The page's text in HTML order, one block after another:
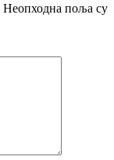
Неопходна поља су